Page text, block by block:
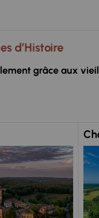
d’Histoire
grâce aux